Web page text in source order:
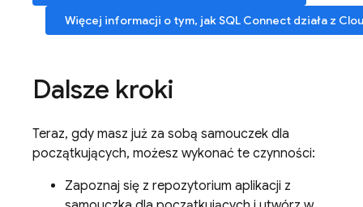
Więcej informacji o tym, jakSQL Connect działa z
Dalsze kroki
Teraz, gdy masz już za sobą samouczek dla
początkujących, możesz wykonać te czynności:
Zapoznaj się z repozytorium aplikacji z